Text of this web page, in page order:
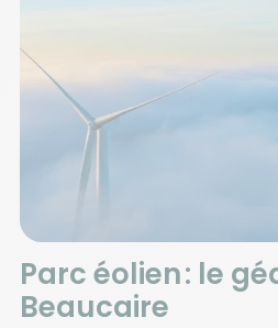
Parc éolien : le
Beaucaire